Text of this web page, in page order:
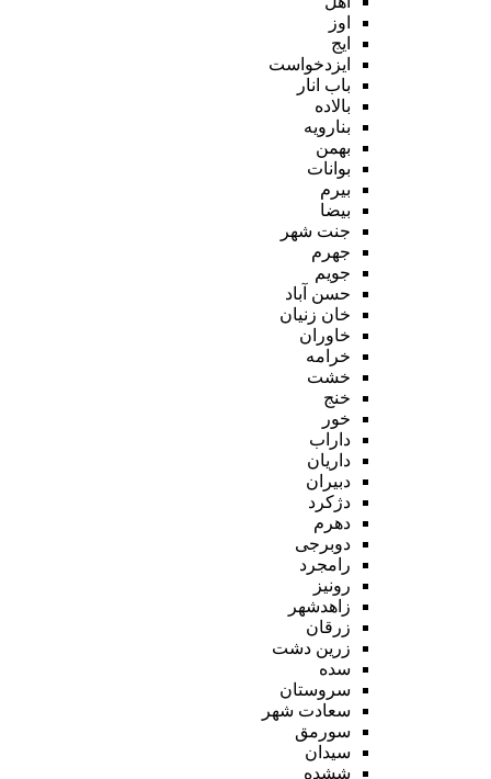
اوز
ایج
ایزدخواست
باب انار
بالاده
بنارویه
بهمن
بوانات
بیرم
بیضا
جنت شهر
جهرم
جویم
حسن آباد
خان زنیان
خاوران
خرامه
خشت
خنج
خور
داراب
داریان
دبیران
دژکرد
دهرم
دوبرجی
رامجرد
رونیز
زاهدشهر
زرقان
زرین دشت
سده
سروستان
سعادت شهر
سورمق
سیدان
ششده